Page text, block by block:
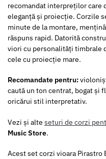
recomandat interpreților care
eleganță și proiecție. Corzile
minute de la montare,
răspuns rapid. Datorită
viori cu personalități timbrale
cele cu proiecție mare.
Recomandate pentru:
caută un ton centrat, bogat și
oricărui stil interpretativ.
Vezi și alte seturi de corzi
Music Store.
Acest set corzi vioara Pirastro